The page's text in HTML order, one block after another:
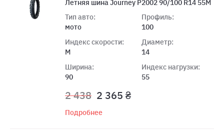
Летняя шина Journey P2002 90/100 R14 55M
Тип авто:
мото
Индекс скорости:
M
Ширина:
90
Профиль:
100
Диаметр:
14
Индекс нагрузки:
55
2 438 2 365 ₴
Подробнее